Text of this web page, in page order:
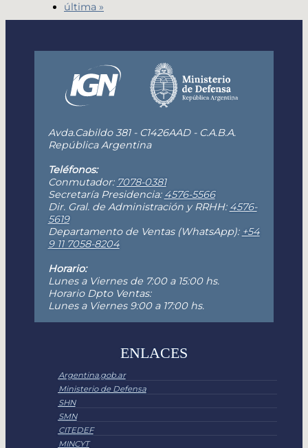
última »
Avda.Cabildo 381 - C1426AAD - C.A.B.A.
República Argentina
Teléfonos:
Conmutador: 7078-0381
Secretaría Presidencia: 4576-5566
Dir. Gral. de Administración y RRHH: 4576-
5619
Departamento de Ventas (WhatsApp): +54
9 11 7058-8204
Horario:
Lunes a Viernes de 7:00 a 15:00 hs.
Horario Dpto Ventas:
Lunes a Viernes 9:00 a 17:00 hs.
ENLACES
Argentina.gob.ar
Ministerio de Defensa
SHN
SMN
CITEDEF
MINCYT